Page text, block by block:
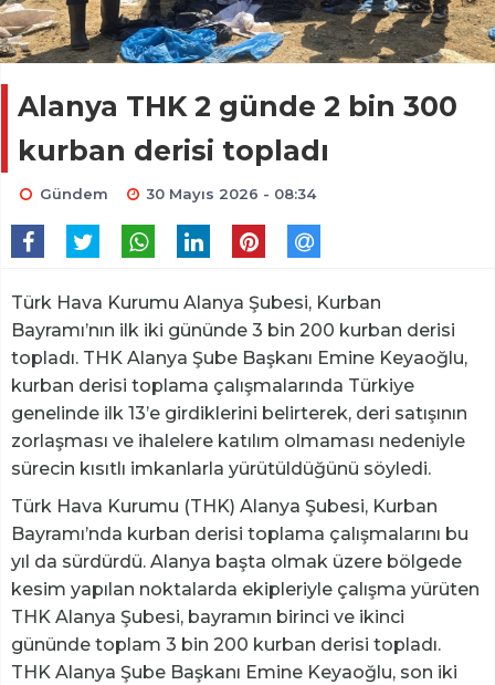
Alanya THK 2 günde 2 bin 300
kurban derisi topladı
Gündem 30 Mayıs 2026 - 08:34
Türk Hava Kurumu Alanya Şubesi, Kurban
Bayramı’nın ilk iki gününde 3 bin 200 kurban derisi
topladı. THK Alanya Şube Başkanı Emine Keyaoğlu,
kurban derisi toplama çalışmalarında Türkiye
genelinde ilk 13’e girdiklerini belirterek, deri satışının
zorlaşması ve ihalelere katılım olmaması nedeniyle
sürecin kısıtlı imkanlarla yürütüldüğünü söyledi.
Türk Hava Kurumu (THK) Alanya Şubesi, Kurban
Bayramı’nda kurban derisi toplama çalışmalarını bu
yıl da sürdürdü. Alanya başta olmak üzere bölgede
kesim yapılan noktalarda ekipleriyle çalışma yürüten
THK Alanya Şubesi, bayramın birinci ve ikinci
gününde toplam 3 bin 200 kurban derisi topladı.
THK Alanya Şube Başkanı Emine Keyaoğlu, son iki